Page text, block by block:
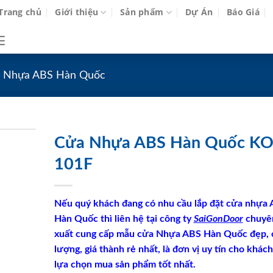
chủ Giới thiệu Sản phẩm Dự Án Báo Giá
Nhựa ABS Hàn Quốc
Cửa Nhựa ABS Hàn Quốc
101F
Nếu quý khách đang có nhu cầu lắp đặt cửa nhựa
Hàn Quốc thì liên hệ tại công tySaiGonDoor
xuất cung cấp mẫu cửa Nhựa ABS Hàn Quốc đẹp,
lượng, giá thành rẻ nhất, là đơn vị uy tín cho
lựa chọn mua sản phẩm tốt nhất.